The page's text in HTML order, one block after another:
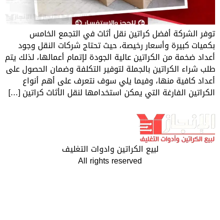
كراتين نقل أثاث في التجمع الخامس
رخيصة، حيث تحتاج شركات النقل وجود
عالية الجودة لإتمام أعمالها، لذلك يتم
بالجملة لتوفير التكلفة وضمان الحصول على
وفيما يلي سوف نتعرف على أهم أنواع
التي يمكن استخدامها لنقل الأثاث كراتين […]
لبيع الكراتين وادوات التغليف
All rights reserved